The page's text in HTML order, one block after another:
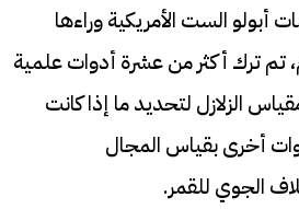
الست الأمريكية وراءها
تم ترك أكثر من عشرة أدوات علمية
الزلازل لتحديد ما إذا كانت
أخرى بقياس المجال
الجوي للقمر.